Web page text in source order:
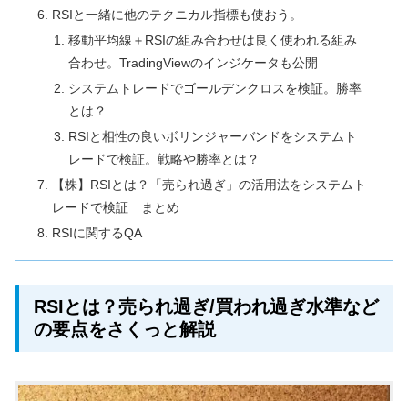
RSIと一緒に他のテクニカル指標も使おう。
移動平均線＋RSIの組み合わせは良く使われる組み
合わせ。TradingViewのインジケータも公開
システムトレードでゴールデンクロスを検証。勝率
とは？
RSIと相性の良いボリンジャーバンドをシステムト
レードで検証。戦略や勝率とは？
【株】RSIとは？「売られ過ぎ」の活用法をシステムト
レードで検証 まとめ
RSIに関するQA
RSIとは？売られ過ぎ/買われ過ぎ水準など
の要点をさくっと解説